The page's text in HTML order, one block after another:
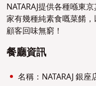
NATARAJ提供各種喺東
家有幾種純素食嘅菜餚
顧客回味無窮！
餐廳資訊
名稱：NATARAJ 銀座